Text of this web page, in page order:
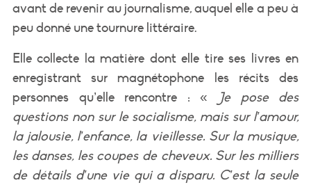
avant de revenir au journalisme, auquel elle a peu à
peu donné une tournure littéraire.
Elle collecte la matière dont elle tire ses livres en
enregistrant sur magnétophone les récits des
personnes qu’elle rencontre : «
Je pose des
questions non sur le socialisme, mais sur l’amour,
la jalousie, l’enfance, la vieillesse. Sur la musique,
les danses, les coupes de cheveux. Sur les milliers
de détails d’une vie qui a disparu. C’est la seule